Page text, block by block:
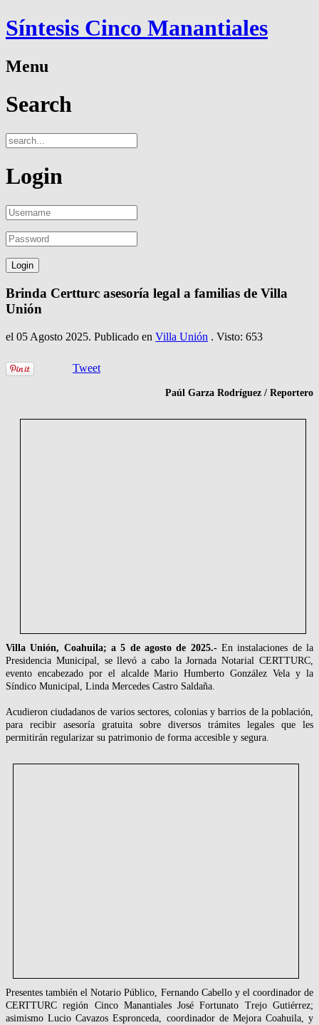
Síntesis Cinco Manantiales
Menu
Search
Login
Brinda Certturc asesoría legal a familias de Villa
Unión
el 05 Agosto 2025. Publicado en Villa Unión . Visto: 653
Tweet
Paúl Garza Rodríguez / Reportero
Villa Unión, Coahuila; a 5 de agosto de 2025.-En instalaciones de la
Presidencia Municipal, se llevó a cabo la Jornada Notarial CERTTURC,
evento encabezado por el alcalde Mario Humberto González Vela y la
Síndico Municipal, Linda Mercedes Castro Saldaña.
Acudieron ciudadanos de varios sectores, colonias y barrios de la población,
para recibir asesoría gratuita sobre diversos trámites legales que les
permitirán regularizar su patrimonio de forma accesible y segura.
Presentes también el Notario Público, Fernando Cabello y el coordinador de
CERTTURC región Cinco Manantiales José Fortunato Trejo Gutiérrez;
asimismo Lucio Cavazos Espronceda, coordinador de Mejora Coahuila, y